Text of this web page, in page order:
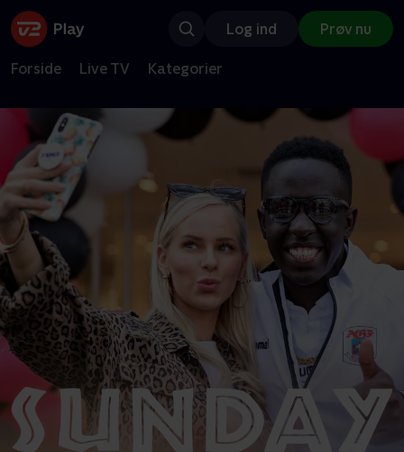
Log ind Prøv nu
Forside Live TV Kategorier